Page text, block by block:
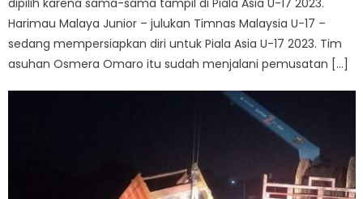
dipilih karena sama-sama tampil di Piala Asia U-17 2023.
Harimau Malaya Junior – julukan Timnas Malaysia U-17 –
sedang mempersiapkan diri untuk Piala Asia U-17 2023. Tim
asuhan Osmera Omaro itu sudah menjalani pemusatan […]